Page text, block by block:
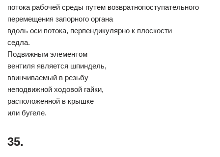
потока рабочей среды путем возвратнопоступательного
перемещения запорного органа
вдоль оси потока, перпендикулярно к плоскости
седла.
Подвижным элементом
вентиля является шпиндель,
ввинчиваемый в резьбу
неподвижной ходовой гайки,
расположенной в крышке
или бугеле.
35.